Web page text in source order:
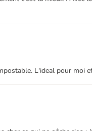
L'ideal pour moi